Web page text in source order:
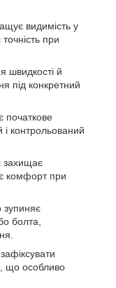
видимість у
при
швидкості й
під конкретний
початкове
і контрольований
захищає
комфорт при
зупиняє
болта,
що особливо